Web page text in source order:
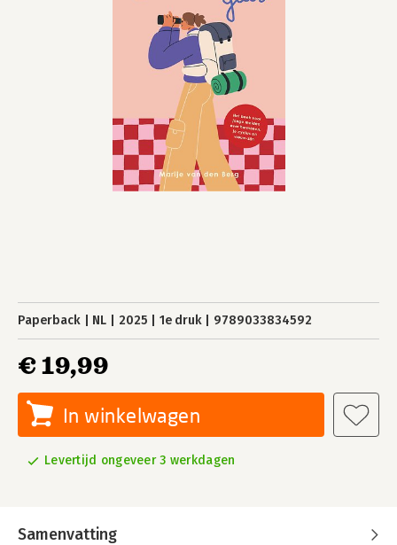
Paperback NL 2025 1e druk 9789033834592
€ 19,99
In winkelwagen
Levertijd ongeveer 3 werkdagen
Samenvatting